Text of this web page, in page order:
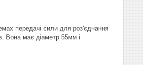
передачі сили для роз'єднання
Вона має діаметр 55мм і